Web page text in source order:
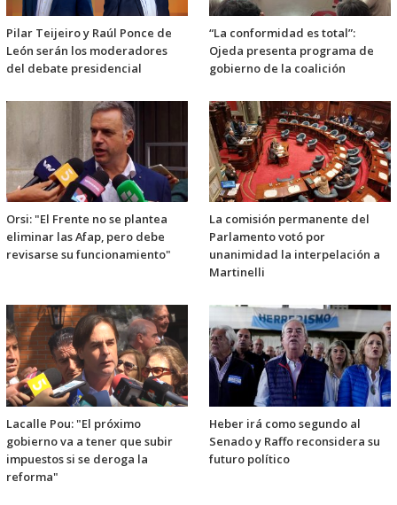
Pilar Teijeiro y Raúl Ponce de
León serán los moderadores
del debate presidencial
“La conformidad es total”:
Ojeda presenta programa de
gobierno de la coalición
Orsi: "El Frente no se plantea
eliminar las Afap, pero debe
revisarse su funcionamiento"
La comisión permanente del
Parlamento votó por
unanimidad la interpelación a
Martinelli
Lacalle Pou: "El próximo
gobierno va a tener que subir
impuestos si se deroga la
reforma"
Heber irá como segundo al
Senado y Raffo reconsidera su
futuro político